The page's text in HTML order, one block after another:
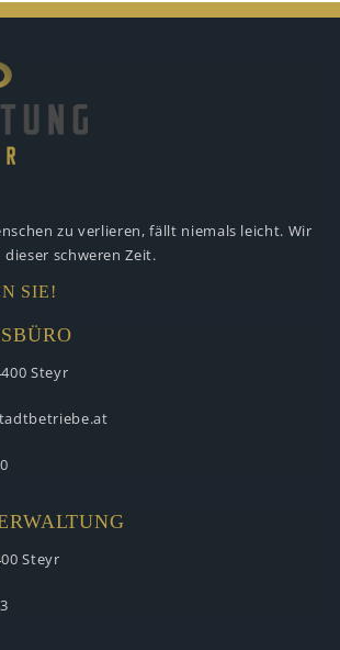
zu verlieren, fällt niemals leicht. Wir
dieser schweren Zeit.
SIE!
Steyr
Steyr